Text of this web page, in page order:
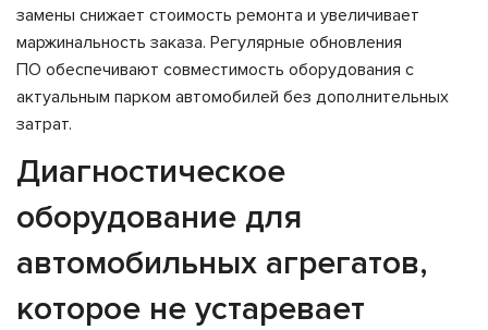
замены снижает стоимость ремонта и увеличивает
маржинальность заказа. Регулярные обновления
ПО обеспечивают совместимость оборудования с
актуальным парком автомобилей без дополнительных
затрат.
Диагностическое
оборудование для
автомобильных агрегатов,
которое не устаревает